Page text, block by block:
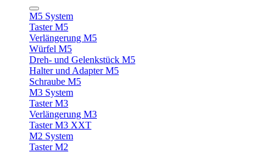
M5 System
Taster M5
Verlängerung M5
Würfel M5
Dreh- und Gelenkstück M5
Halter und Adapter M5
Schraube M5
M3 System
Taster M3
Verlängerung M3
Taster M3 XXT
M2 System
Taster M2